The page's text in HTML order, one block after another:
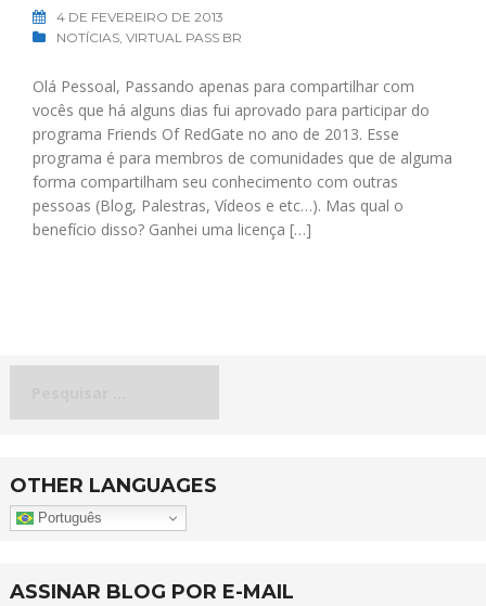
4 DE FEVEREIRO DE 2013
NOTÍCIAS, VIRTUAL PASS BR
Olá Pessoal, Passando apenas para compartilhar com
vocês que há alguns dias fui aprovado para participar do
programa Friends Of RedGate no ano de 2013. Esse
programa é para membros de comunidades que de alguma
forma compartilham seu conhecimento com outras
pessoas (Blog, Palestras, Vídeos e etc…). Mas qual o
benefício disso? Ganhei uma licença […]
OTHER LANGUAGES
Português
ASSINAR BLOG POR E-MAIL